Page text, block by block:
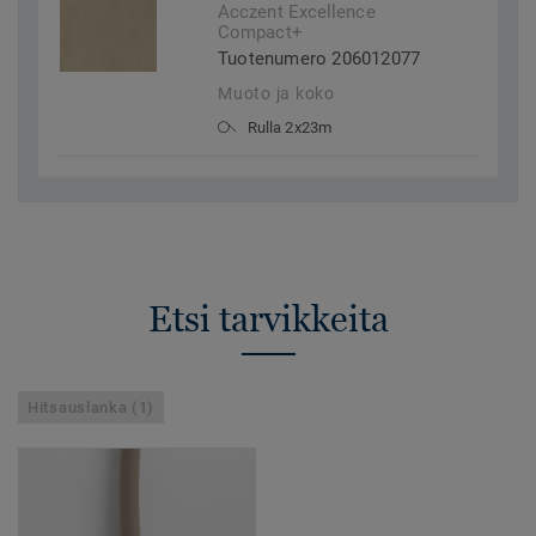
Acczent Excellence
Compact+
Tuotenumero 206012077
Muoto ja koko
Rulla 2x23m
Etsi tarvikkeita
Hitsauslanka (1)